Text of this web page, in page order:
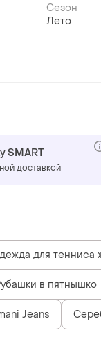
Сезон
Лето
SMART
доставкой
для тенниса
в пятнышко
Jeans